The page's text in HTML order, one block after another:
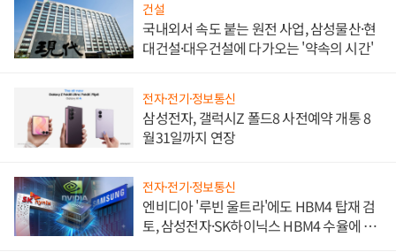
건설
국내외서 속도 붙는 원전 사업, 삼성물산·현
대건설·대우건설에 다가오는 '약속의 시간'
전자·전기·정보통신
삼성전자, 갤럭시Z 폴드8 사전예약 개통 8
월31일까지 연장
전자·전기·정보통신
엔비디아 '루빈 울트라'에도 HBM4 탑재 검
토, 삼성전자·SK하이닉스 HBM4 수율에 주